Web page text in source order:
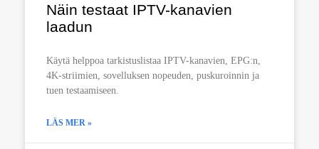
Näin testaat IPTV-kanavien
laadun
Käytä helppoa tarkistuslistaa IPTV-kanavien, EPG:n,
4K-striimien, sovelluksen nopeuden, puskuroinnin ja
tuen testaamiseen.
LÄS MER »